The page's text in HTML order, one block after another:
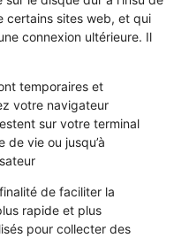
certains sites web, et qui
connexion ultérieure. Il
temporaires et
votre navigateur
sur votre terminal
de vie ou jusqu’à
de faciliter la
rapide et plus
pour collecter des